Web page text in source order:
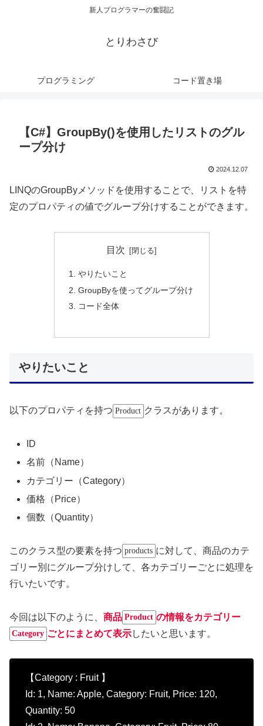
新人プログラマーの奮闘記
とりわさび
プログラミング コード置き場
【C#】GroupBy()を使用したリストのグル
ープ分け
2024.12.07
LINQのGroupByメソッドを使用することで、リストを特
定のプロパティの値でグループ分けすることができます。
目次
やりたいこと
GroupByを使ってグループ分け
コード全体
やりたいこと
以下のプロパティを持つ Product クラスがあります。
ID
名前（Name）
カテゴリー（Category）
価格（Price）
個数（Quantity）
このクラス型の要素を持つ products に対して、商品のカテ
ゴリー別にグループ分けして、各カテゴリーごとに処理を
行いたいです。
今回は以下のように、 商品 Product の情報をカテゴリー
Category ごとにまとめて表示したいと思います。
【Category : Fruit 】
Id: 1, Name: Apple, Category: Fruit, Price: 120,
Quantity: 50